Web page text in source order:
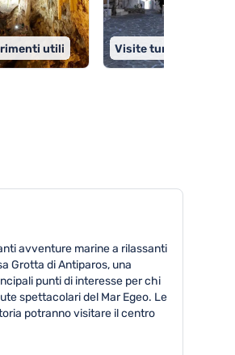
utili Visite turistiche
avventure marine a rilassanti
Grotta di Antiparos, una
punti di interesse per chi
spettacolari del Mar Egeo. Le
potranno visitare il centro